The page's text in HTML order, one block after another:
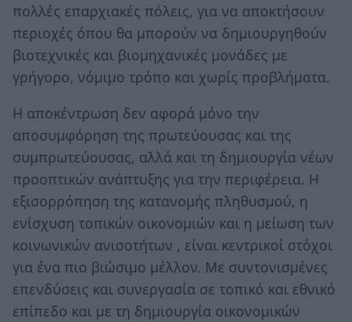
πολλές επαρχιακές πόλεις, για να αποκτήσουν
περιοχές όπου θα μπορούν να δημιουργηθούν
βιοτεχνικές και βιομηχανικές μονάδες με
γρήγορο, νόμιμο τρόπο και χωρίς προβλήματα.
Η αποκέντρωση δεν αφορά μόνο την
αποσυμφόρηση της πρωτεύουσας και της
συμπρωτεύουσας, αλλά και τη δημιουργία νέων
προοπτικών ανάπτυξης για την περιφέρεια. Η
εξισορρόπηση της κατανομής πληθυσμού, η
ενίσχυση τοπικών οικονομιών και η μείωση των
κοινωνικών ανισοτήτων , είναι κεντρικοί στόχοι
για ένα πιο βιώσιμο μέλλον. Με συντονισμένες
επενδύσεις και συνεργασία σε τοπικό και εθνικό
επίπεδο και με τη δημιουργία οικονομικών